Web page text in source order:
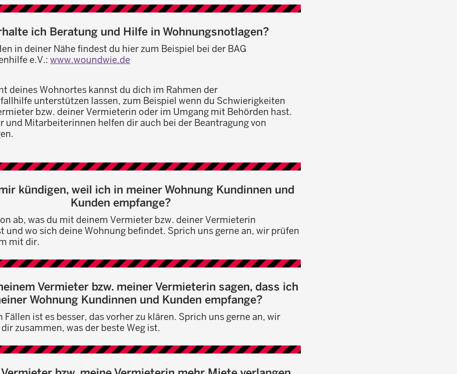
ich Beratung und Hilfe in Wohnungsnotlagen?
in deiner Nähe findest du hier zum Beispiel bei der BAG
e.V.: www.woundwie.de
deines Wohnortes kannst du dich im Rahmen der
unterstützen lassen, zum Beispiel wenn du Schwierigkeiten
bzw. deiner Vermieterin oder im Umgang mit Behörden hast.
und Mitarbeiterinnen helfen dir auch bei der Beantragung von
kündigen, weil ich in meiner Wohnung Kundinnen und
Kunden empfange?
ab, was du mit deinem Vermieter bzw. deiner Vermieterin
und wo sich deine Wohnung befindet. Sprich uns gerne an, wir prüfen
mit dir.
Vermieter bzw. meiner Vermieterin sagen, dass ich
Wohnung Kundinnen und Kunden empfange?
Fällen ist es besser, das vorher zu klären. Sprich uns gerne an, wir
zusammen, was der beste Weg ist.